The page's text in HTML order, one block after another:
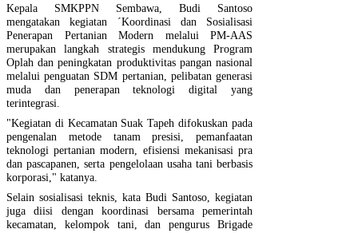
Kepala SMKPPN Sembawa, Budi Santoso
mengatakan kegiatan ´Koordinasi dan Sosialisasi
Penerapan Pertanian Modern melalui PM-AAS
merupakan langkah strategis mendukung Program
Oplah dan peningkatan produktivitas pangan nasional
melalui penguatan SDM pertanian, pelibatan generasi
muda dan penerapan teknologi digital yang
terintegrasi.
"Kegiatan di Kecamatan Suak Tapeh difokuskan pada
pengenalan metode tanam presisi, pemanfaatan
teknologi pertanian modern, efisiensi mekanisasi pra
dan pascapanen, serta pengelolaan usaha tani berbasis
korporasi," katanya.
Selain sosialisasi teknis, kata Budi Santoso, kegiatan
juga diisi dengan koordinasi bersama pemerintah
kecamatan, kelompok tani, dan pengurus Brigade